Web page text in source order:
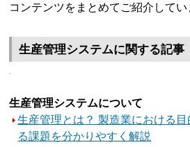
コンテンツをまとめてご紹介してい
生産管理システムに関する記事
生産管理システムについて
生産管理とは？ 製造業における
る課題を分かりやすく解説